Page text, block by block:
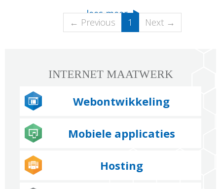
...lees meer
← Previous 1 (current)
Next →
INTERNET MAATWERK
Webontwikkeling
Mobiele applicaties
Hosting